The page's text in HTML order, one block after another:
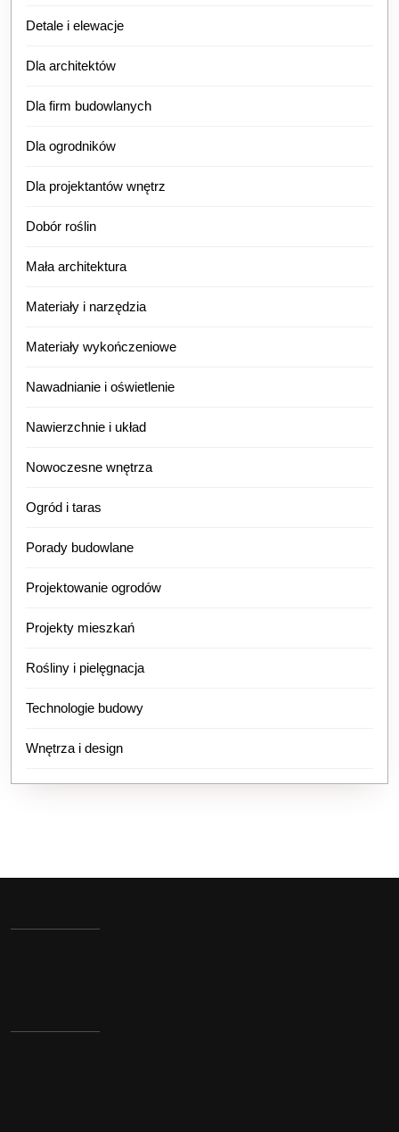
Detale i elewacje
Dla architektów
Dla firm budowlanych
Dla ogrodników
Dla projektantów wnętrz
Dobór roślin
Mała architektura
Materiały i narzędzia
Materiały wykończeniowe
Nawadnianie i oświetlenie
Nawierzchnie i układ
Nowoczesne wnętrza
Ogród i taras
Porady budowlane
Projektowanie ogrodów
Projekty mieszkań
Rośliny i pielęgnacja
Technologie budowy
Wnętrza i design